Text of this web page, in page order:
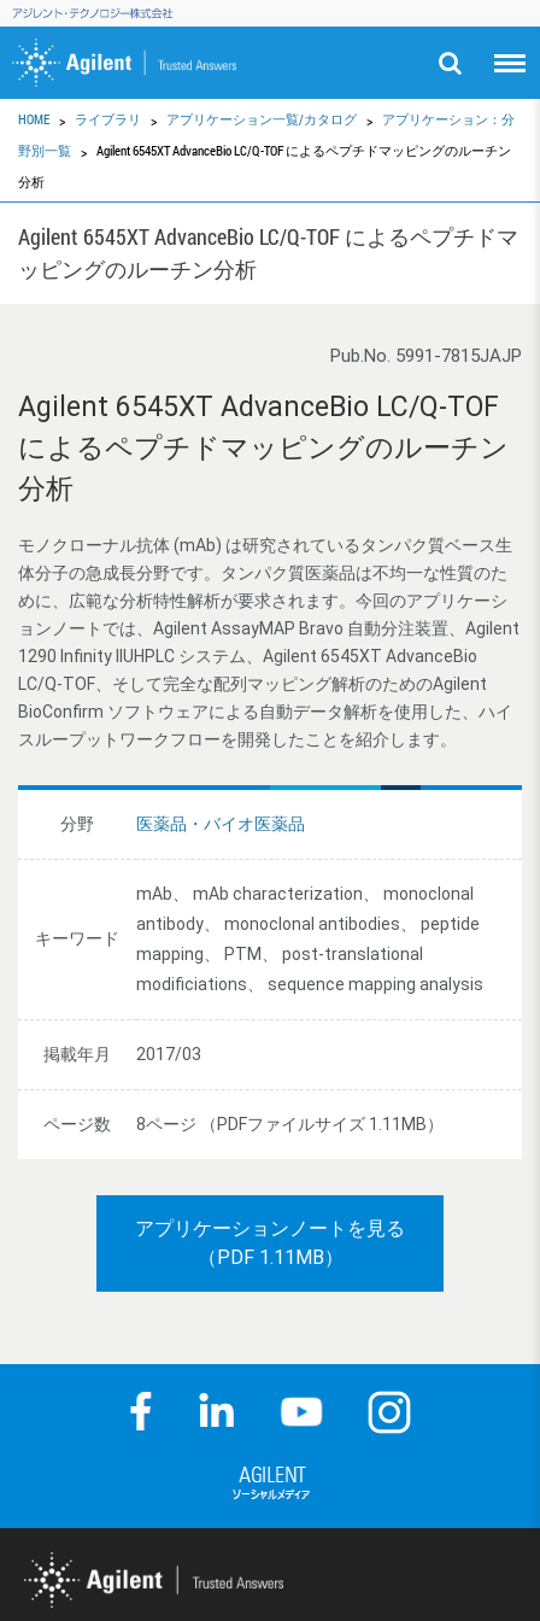
HOME ライブラリ アプリケーション一覧/カタログ
アプリケーション：分
野別一覧
Agilent 6545XT AdvanceBio LC/Q-TOF によるペプチドマッピングのルーチン
分析
Agilent 6545XT AdvanceBio LC/Q-TOF によるペプチドマ
ッピングのルーチン分析
Pub.No. 5991-7815JAJP
Agilent 6545XT AdvanceBio LC/Q-TOF
によるペプチドマッピングのルーチン
分析
モノクローナル抗体 (mAb) は研究されているタンパク質ベース生
体分子の急成長分野です。タンパク質医薬品は不均一な性質のた
めに、広範な分析特性解析が要求されます。今回のアプリケーシ
ョンノートでは、Agilent AssayMAP Bravo 自動分注装置、Agilent
1290 Infinity IIUHPLC システム、Agilent 6545XT AdvanceBio
LC/Q-TOF、そして完全な配列マッピング解析のためのAgilent
BioConfirm ソフトウェアによる自動データ解析を使用した、ハイ
スループットワークフローを開発したことを紹介します。
分野 医薬品・バイオ医薬品
キーワード
mAb、 mAb characterization、 monoclonal
antibody、 monoclonal antibodies、 peptide
mapping、 PTM、 post-translational
modificiations、 sequence mapping analysis
掲載年月 2017/03
ページ数 8ページ （PDFファイルサイズ 1.11MB）
アプリケーションノートを見る
（PDF 1.11MB）